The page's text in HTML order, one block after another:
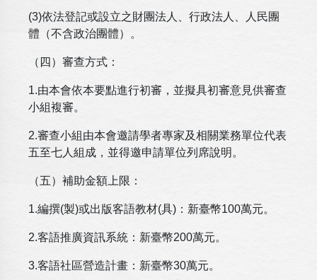
(3)依法登記或設立之財團法人、行政法人、人民團
體（不含政治團體）。
（四）審查方式：
1.由本會依本要點進行初審，並擬具初審意見供審查
小組複審。
2.審查小組由本會邀請學者專家及相關業務單位代表
五至七人組成，並得邀申請單位列席說明。
（五）補助金額上限：
1.編撰(製)或出版客語教材(具)：新臺幣100萬元。
2.客語推廣資訊系統：新臺幣200萬元。
3.客語社區營造計畫：新臺幣30萬元。